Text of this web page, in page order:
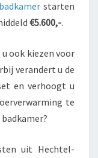
starten
€5.600,-.
ook kiezen voor
verandert u de
en verhoogt u
te
uit Hechtel-